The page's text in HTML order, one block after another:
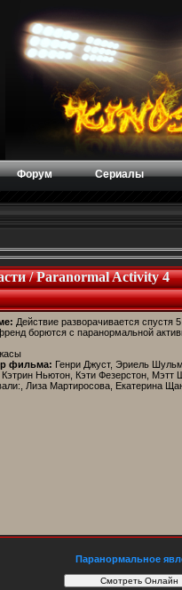
Форум Сериалы
/ Paranormal Activity 4
Действие разворачивается
борются с паранормальной
фильма: Генри Джуст, Эриель
Кэтрин Ньютон, Кэти Фезерстон,
Лиза Мартиросова, Екатерина
Паранормальное